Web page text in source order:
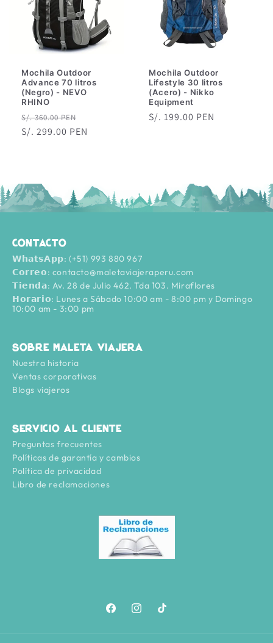
Mochila Outdoor
Advance 70 litros
(Negro) - NEVO
RHINO
Precio
habitual
S/. 360.00 PEN
de
S/. 299.00 PEN
Mochila Outdoor
Lifestyle 30 litros
(Acero) - Nikko
Equipment
Precio
S/. 199.00 PEN
Contacto
𝗪𝗵𝗮𝘁𝘀𝗔𝗽𝗽: (+51) 993 880 967
𝗖𝗼𝗿𝗿𝗲𝗼: contacto@maletaviajeraperu.com
𝗧𝗶𝗲𝗻𝗱𝗮: Av. 28 de Julio 462. Tda 103. Miraflores
𝗛𝗼𝗿𝗮𝗿𝗶𝗼: Lunes a Sábado 10:00 am - 8:00 pm y Domingo
10:00 am - 3:00 pm
Sobre Maleta Viajera
Nuestra historia
Ventas corporativas
Blogs viajeros
Servicio al cliente
Preguntas frecuentes
Políticas de garantía y cambios
Política de privacidad
Libro de reclamaciones
FacebookInstagramTikTok